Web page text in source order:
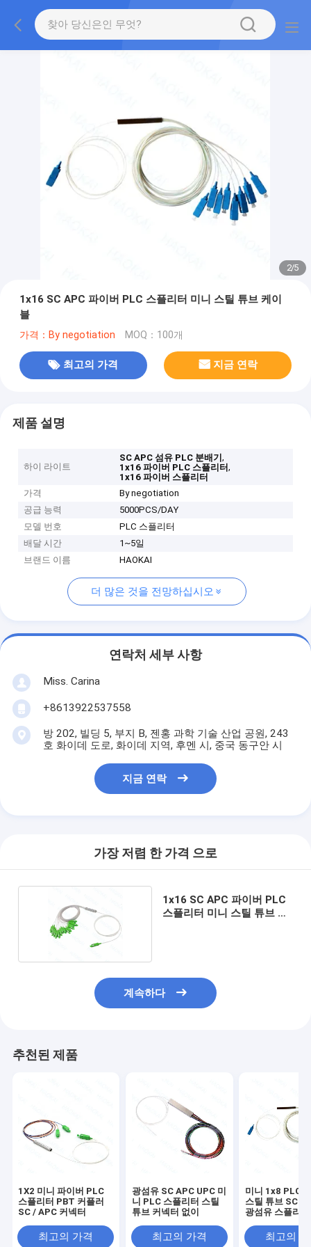
2/5
1x16 SC APC 파이버 PLC 스플리터 미니 스틸 튜브 케이
블
가격：By negotiation MOQ：100개
최고의 가격 지금 연락
제품 설명
하이 라이트
SC APC 섬유 PLC 분배기,
1x16 파이버 PLC 스플리터,
1x16 파이버 스플리터
가격
By negotiation
공급 능력
5000PCS/DAY
모델 번호
PLC 스플리터
배달 시간
1~5일
브랜드 이름
HAOKAI
더 많은 것을 전망하십시오
연락처 세부 사항
Miss. Carina
+8613922537558
방 202, 빌딩 5, 부지 B, 젠홍 과학 기술 산업 공원, 243
호 화이데 도로, 화이데 지역, 후멘 시, 중국 동구안 시
지금 연락
가장 저렴 한 가격 으로
1x16 SC APC 파이버 PLC
스플리터 미니 스틸 튜브 케
계속하다
추천된 제품
1X2 미니 파이버 PLC
스플리터 PBT 커플러
SC / APC 커넥터
최고의 가격
광섬유 SC APC UPC 미
니 PLC 스플리터 스틸
튜브 커넥터 없이
최고의 가격
미니 1x8 PLC
스틸 튜브 SC
광섬유 스플리터
최고의